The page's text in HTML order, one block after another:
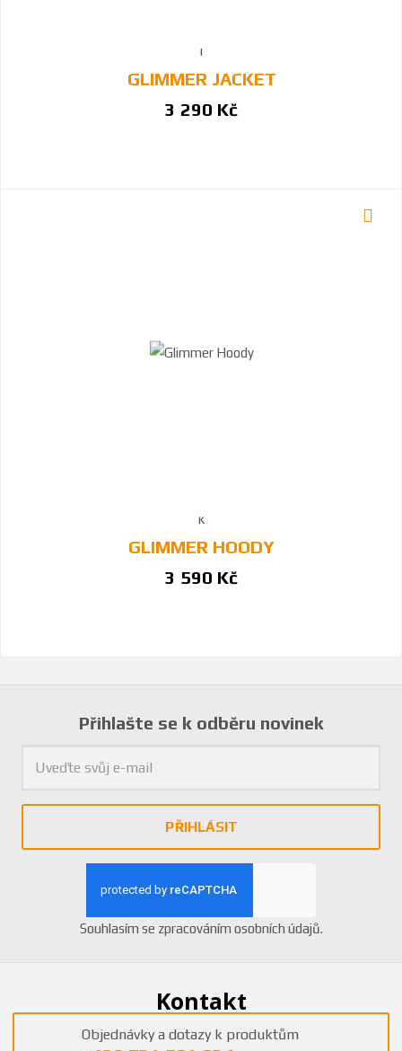
GLIMMER JACKET
3 290 Kč
GLIMMER HOODY
3 590 Kč
Přihlašte se k odběru novinek
PŘIHLÁSIT
Souhlasím se zpracováním osobních údajů.
Kontakt
Objednávky a dotazy k produktům